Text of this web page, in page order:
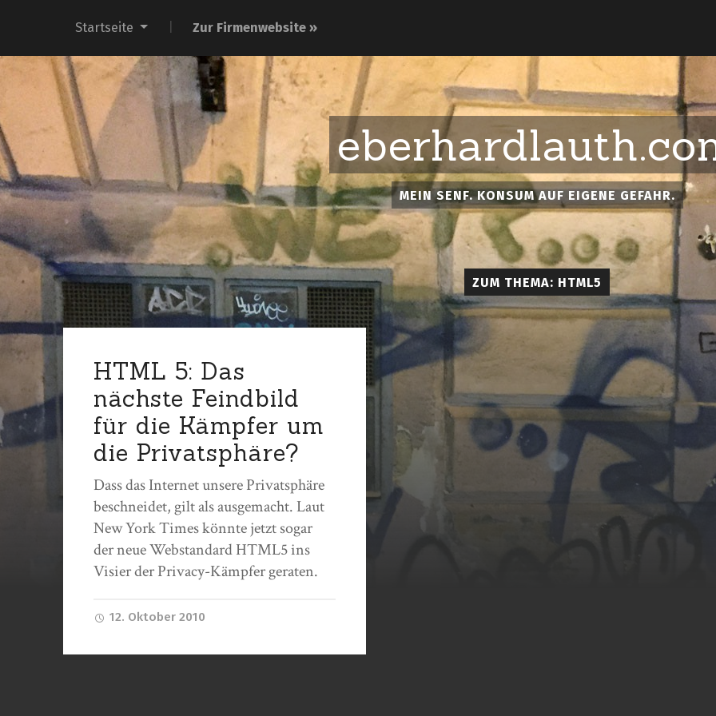
Startseite Zur Firmenwebsite »
MEIN SENF. KONSUM AUF EIGENE GEFAHR.
ZUM THEMA: HTML5
HTML 5: Das
nächste Feindbild
für die Kämpfer um
die Privatsphäre?
Dass das Internet unsere Privatsphäre
beschneidet, gilt als ausgemacht. Laut
New York Times könnte jetzt sogar
der neue Webstandard HTML5 ins
Visier der Privacy-Kämpfer geraten.
12. Oktober 2010